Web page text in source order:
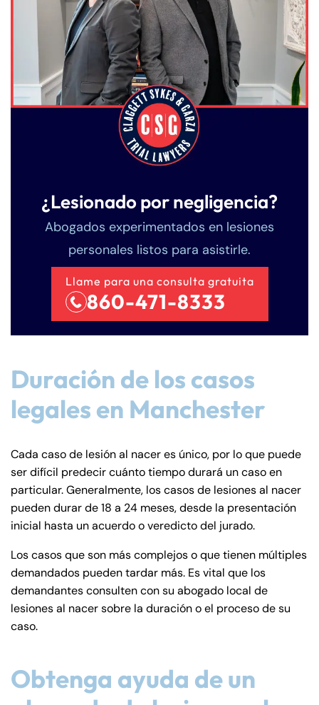
¿Lesionado por negligencia?
Abogados experimentados en lesiones
personales listos para asistirle.
Llame para una consulta gratuita
860-471-8333
Duración de los casos
legales en Manchester
Cada caso de lesión al nacer es único, por lo que puede
ser difícil predecir cuánto tiempo durará un caso en
particular. Generalmente, los casos de lesiones al nacer
pueden durar de 18 a 24 meses, desde la presentación
inicial hasta un acuerdo o veredicto del jurado.
Los casos que son más complejos o que tienen múltiples
demandados pueden tardar más. Es vital que los
demandantes consulten con su abogado local de
lesiones al nacer sobre la duración o el proceso de su
caso.
Obtenga ayuda de un